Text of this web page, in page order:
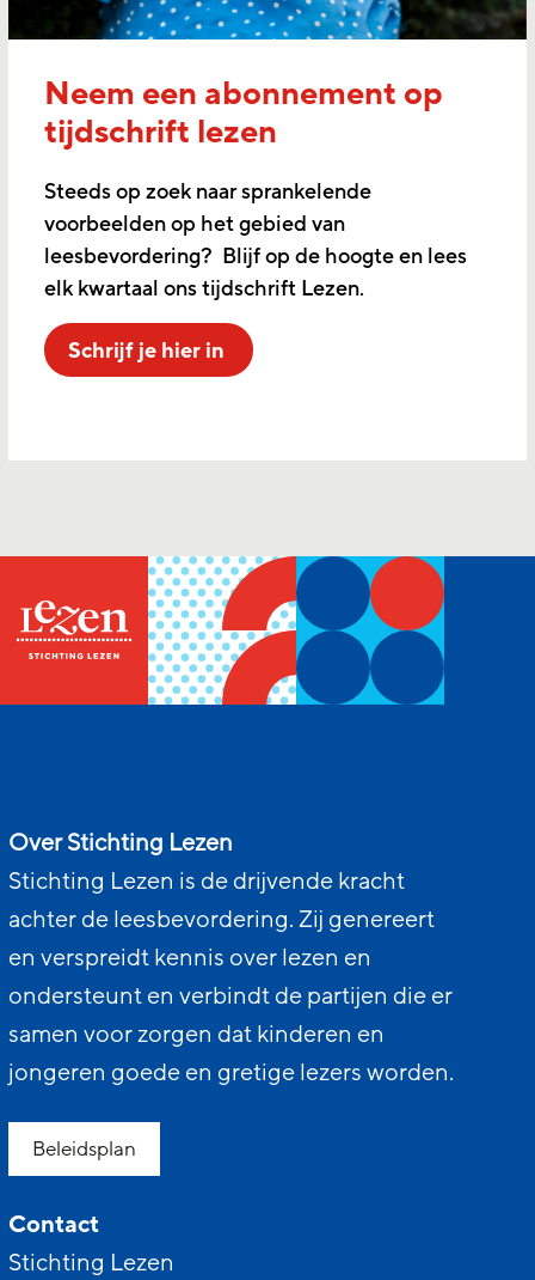
Neem een abonnement op
tijdschrift lezen
Steeds op zoek naar sprankelende
voorbeelden op het gebied van
leesbevordering? Blijf op de hoogte en lees
elk kwartaal ons tijdschrift Lezen.
Schrijf je hier in
Over Stichting Lezen
Stichting Lezen is de drijvende kracht
achter de leesbevordering. Zij genereert
en verspreidt kennis over lezen en
ondersteunt en verbindt de partijen die er
samen voor zorgen dat kinderen en
jongeren goede en gretige lezers worden.
Beleidsplan
Contact
Stichting Lezen